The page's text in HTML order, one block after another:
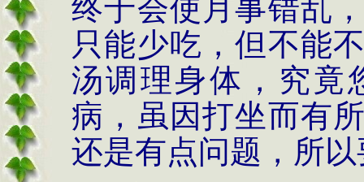
终于会使月事错乱
只能少吃，但不能
汤调理身体，究竟
病，虽因打坐而有
还是有点问题，所